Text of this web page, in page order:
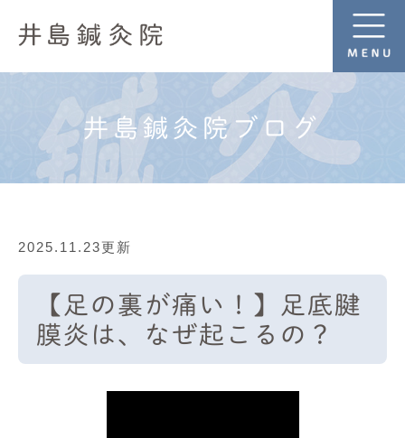
井島鍼灸院ブログ
2025.11.23更新
【足の裏が痛い！】足底腱
膜炎は、なぜ起こるの？